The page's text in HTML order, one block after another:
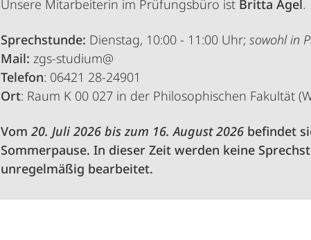
Unsere Mitarbeiterin im Prüfungsbüro ist Britta Agel.
Sprechstunde: Dienstag, 10:00 - 11:00 Uhr; sowohl in
Mail: zgs-studium@
Telefon: 06421 28-24901
Ort: Raum K 00 027 in der Philosophischen Fakultät
Vom 20. Juli 2026 bis zum 16. August 2026 befindet
Sommerpause. In dieser Zeit werden keine
unregelmäßig bearbeitet.